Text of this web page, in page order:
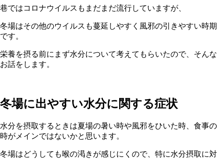
巷ではコロナウイルスもまだまだ流行していますが、
冬場はその他のウイルスも蔓延しやすく風邪の引きやすい時期
です。
栄養を摂る前にまず水分について考えてもらいたので、そんな
お話をします。
冬場に出やすい水分に関する症状
水分を摂取するときは夏場の暑い時や風邪をひいた時、食事の
時がメインではないかと思います。
冬場はどうしても喉の渇きが感じにくので、特に水分摂取に対